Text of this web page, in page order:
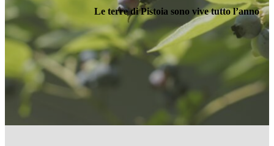
Le terre di Pistoia sono vive tutto l’anno